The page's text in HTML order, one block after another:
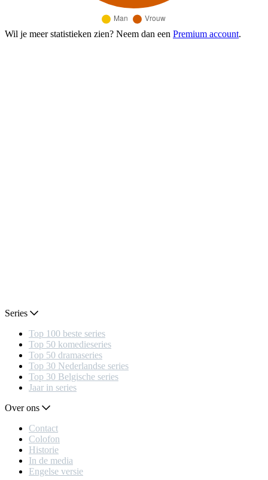
Wil je meer statistieken zien? Neem dan een Premium account.
Series
Top 100 beste series
Top 50 komedieseries
Top 50 dramaseries
Top 30 Nederlandse series
Top 30 Belgische series
Jaar in series
Over ons
Contact
Colofon
Historie
In de media
Engelse versie